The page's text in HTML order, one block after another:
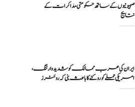
صہیونیوں کے ساتھ حکومتی مذاکرات کے
نتایج
ایران کی عرب ممالک کو شدید وارننگ،
امریکی حملے کو روکنے کا باعث بنی کہ روئٹرز